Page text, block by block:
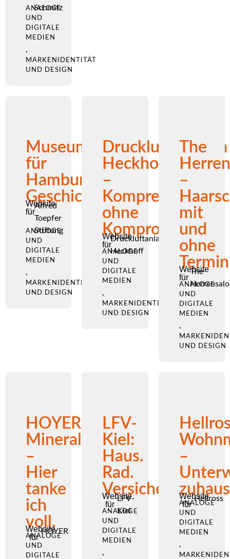
Schmitz
ANALOGE
UND
DIGITALE
MEDIEN
,
MARKENIDENTITÄT
UND DESIGN
Museum
für
Hamburgische
Geschichtchen
Website
für
Alfred
Toepfer
Stiftung
ANALOGE
UND
DIGITALE
MEDIEN
,
MARKENIDENTITÄT
UND DESIGN
Druckluftanlagen
Heckhoff
–
Kompression
ohne
Kompromisse
Website
für
Druckluftanlagen
Heckhoff
ANALOGE
UND
DIGITALE
MEDIEN
,
MARKENIDENTITÄT
UND DESIGN
The
–
mit
und
ohne
Termin
Website
für
The
ANALOGE
UND
DIGITALE
MEDIEN
,
UND DESIGN
HOYER
Mineralölhandel
–
Hier
tanke
ich
voll.
Website
für
HOYER
ANALOGE
UND
DIGITALE
LFV-
Kiel:
Haus.
Rad.
Versicherung.
Website
für
LFV-
Kiel
ANALOGE
UND
DIGITALE
MEDIEN
,
–
Website
für
Hellross
ANALOGE
UND
DIGITALE
MEDIEN
,